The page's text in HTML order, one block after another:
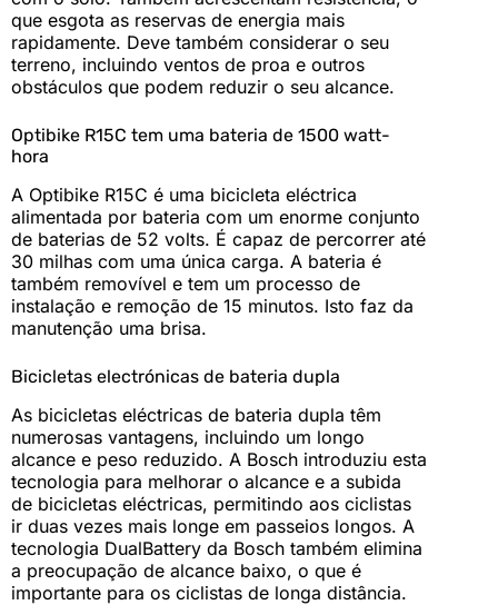
que esgota as reservas de energia mais
rapidamente. Deve também considerar o seu
terreno, incluindo ventos de proa e outros
obstáculos que podem reduzir o seu alcance.
Optibike R15C tem uma bateria de 1500 watt-
hora
A Optibike R15C é uma bicicleta eléctrica
alimentada por bateria com um enorme conjunto
de baterias de 52 volts. É capaz de percorrer até
30 milhas com uma única carga. A bateria é
também removível e tem um processo de
instalação e remoção de 15 minutos. Isto faz da
manutenção uma brisa.
Bicicletas electrónicas de bateria dupla
As bicicletas eléctricas de bateria dupla têm
numerosas vantagens, incluindo um longo
alcance e peso reduzido. A Bosch introduziu esta
tecnologia para melhorar o alcance e a subida
de bicicletas eléctricas, permitindo aos ciclistas
ir duas vezes mais longe em passeios longos. A
tecnologia DualBattery da Bosch também elimina
a preocupação de alcance baixo, o que é
importante para os ciclistas de longa distância.